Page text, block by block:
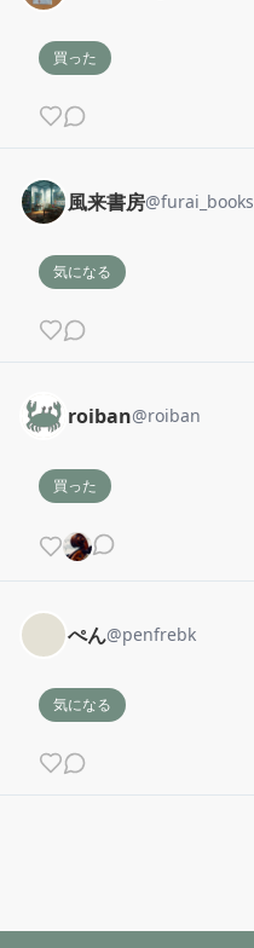
買った
風来書房@furai_books
気になる
roiban@roiban
買った
ぺん@penfrebk
気になる